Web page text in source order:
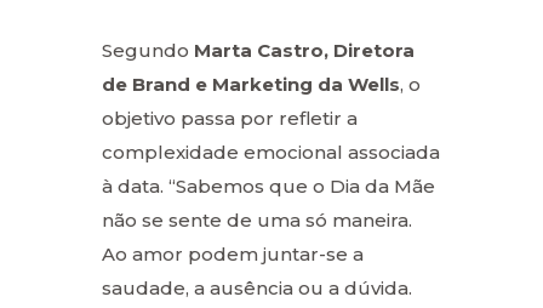
Segundo Marta Castro, Diretora
de Brand e Marketing da Wells, o
objetivo passa por refletir a
complexidade emocional associada
à data. “Sabemos que o Dia da Mãe
não se sente de uma só maneira.
Ao amor podem juntar-se a
saudade, a ausência ou a dúvida.